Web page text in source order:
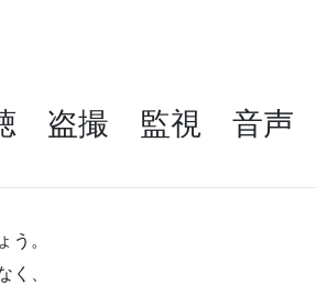
盗撮 監視 音声
う。
く、